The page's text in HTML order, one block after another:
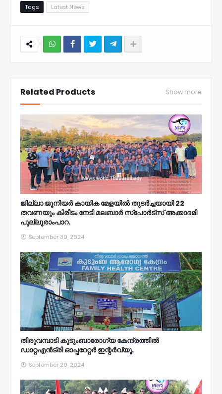
Tags Latest News
Related Products Show more
ജില്ലാ ജൂനിയർ കായിക മേളയില്‍ തുടർച്ചയായി 22
തവണയും കിരീടം നേടി മലബാർ സ്പോർട്സ് അക്കാദമി
പുല്ലൂരാംപാറ.
September 30, 2024
തിരുവമ്പാടി കുടുംബാരോഗ്യ കേന്ദ്രത്തിൽ
ഡാറ്റഎൻട്രി ഓപ്പറേറ്റർ ഇന്റർവ്യൂ.
September 29, 2024